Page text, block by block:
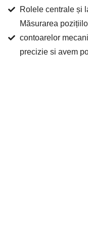
Rolele centrale și
Măsurarea
contoarelor
precizie si avem